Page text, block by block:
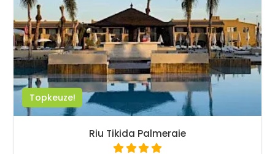
Topkeuze!
Riu Tikida Palmeraie